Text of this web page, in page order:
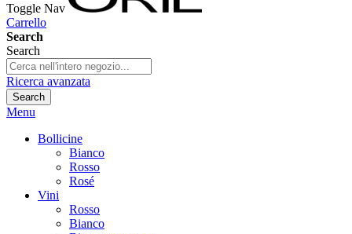
Toggle Nav
Carrello
Search
Search
Ricerca avanzata
Search
Menu
Bollicine
Bianco
Rosso
Rosé
Vini
Rosso
Bianco